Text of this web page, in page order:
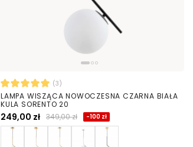
(3)
LAMPA WISZĄCA NOWOCZESNA CZARNA BIAŁA
KULA SORENTO 20
249,00 zł 349,00 zł -100 zł